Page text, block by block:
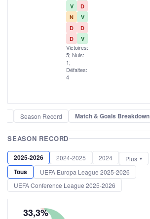
V
D
N
V
D
D
D
V
Victoires:
5; Nuls:
1;
Défaites:
4
Season Record Match & Goals Breakdown
SEASON RECORD
2025-2026 2024-2025 2024 Plus
Tous
UEFA Europa League 2025-2026
UEFA Conference League 2025-2026
33,3%